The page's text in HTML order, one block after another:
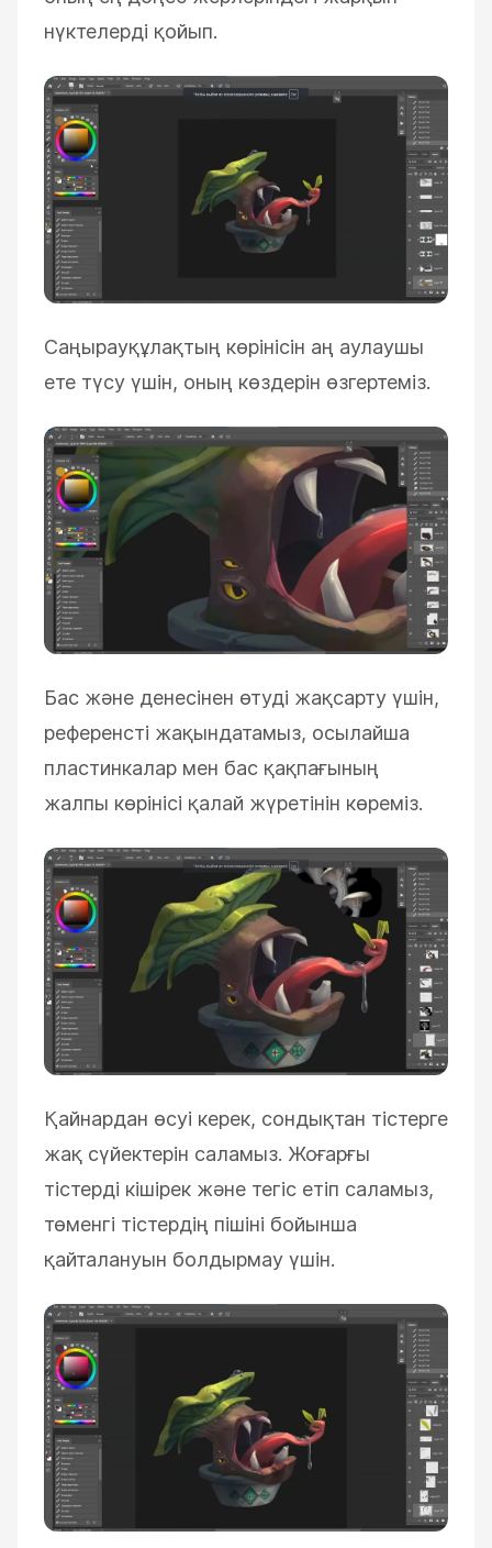
нүктелерді қойып.
Саңырауқұлақтың көрінісін аң аулаушы
ете түсу үшін, оның көздерін өзгертеміз.
Бас және денесінен өтуді жақсарту үшін,
референсті жақындатамыз, осылайша
пластинкалар мен бас қақпағының
жалпы көрінісі қалай жүретінін көреміз.
Қайнардан өсуі керек, сондықтан тістерге
жақ сүйектерін саламыз. Жоғарғы
тістерді кішірек және тегіс етіп саламыз,
төменгі тістердің пішіні бойынша
қайталануын болдырмау үшін.